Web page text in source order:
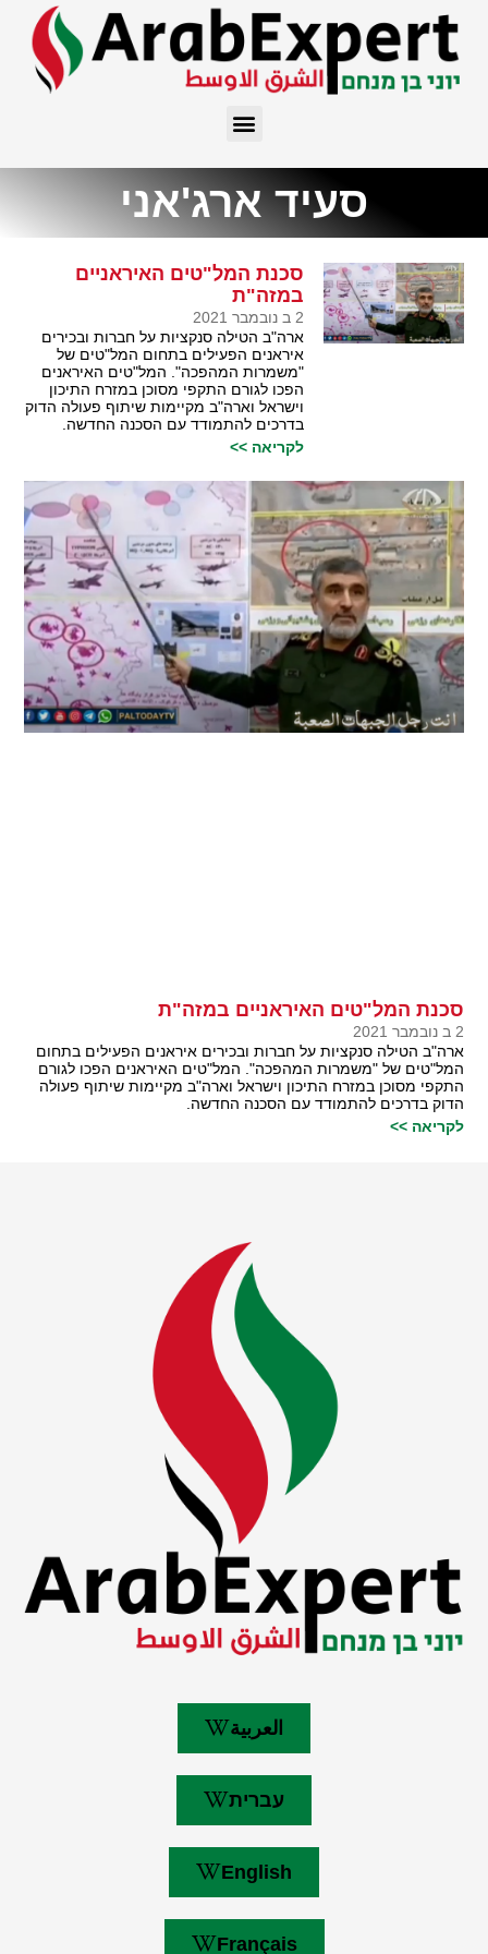
סעיד ארג'אני
סכנת המל"טים האיראניים
במזה"ת
2 ב נובמבר 2021
ארה"ב הטילה סנקציות על חברות ובכירים
איראנים הפעילים בתחום המל"טים של
"משמרות המהפכה". המל"טים האיראנים
הפכו לגורם התקפי מסוכן במזרח התיכון
וישראל וארה"ב מקיימות שיתוף פעולה הדוק
בדרכים להתמודד עם הסכנה החדשה.
לקריאה >>
סכנת המל"טים האיראניים במזה"ת
2 ב נובמבר 2021
ארה"ב הטילה סנקציות על חברות ובכירים איראנים הפעילים בתחום
המל"טים של "משמרות המהפכה". המל"טים האיראנים הפכו לגורם
התקפי מסוכן במזרח התיכון וישראל וארה"ב מקיימות שיתוף פעולה
הדוק בדרכים להתמודד עם הסכנה החדשה.
לקריאה >>
العربية
עברית
English
Français